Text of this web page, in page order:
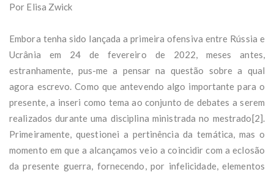
Por Elisa Zwick
Embora tenha sido lançada a primeira ofensiva entre Rússia e
Ucrânia em 24 de fevereiro de 2022, meses antes,
estranhamente, pus-me a pensar na questão sobre a qual
agora escrevo. Como que antevendo algo importante para o
presente, a inseri como tema ao conjunto de debates a serem
realizados durante uma disciplina ministrada no mestrado[2].
Primeiramente, questionei a pertinência da temática, mas o
momento em que a alcançamos veio a coincidir com a eclosão
da presente guerra, fornecendo, por infelicidade, elementos